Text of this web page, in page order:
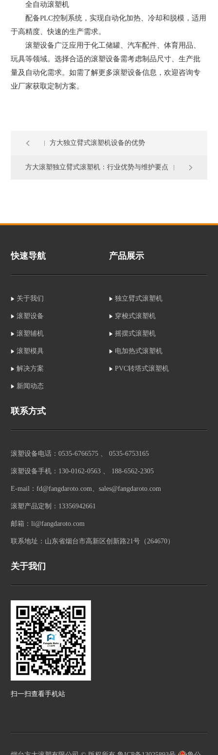
全自动滚塑机
配备PLC控制系统，实现自动化加热、冷却和脱模，适用
于高精度、快速的生产需求。
滚塑设备广泛应用于化工储罐、汽车配件、体育用品、
玩具等领域。选择合适的滚塑设备需考虑制品尺寸、生产批
量及自动化需求。如需了解更多滚塑设备信息，欢迎咨询专
业厂家获取定制方案。
方大独立臂式滚塑机设备的优势
方大滚塑独立臂式滚塑机：行业优势与维护要点
快速导航
关于我们
滚塑设备
滚塑辅机
滚塑模具
解决方案
新闻动态
产品展示
独立臂式滚塑机
穿梭式滚塑机
摇摆式滚塑机
电加热式滚塑机
PVC转塔式滚塑机
联系方式
滚塑设备电话：0535-6766575 、 0535-6753165
滚塑设备手机：130-0162-0563 、 188-6562-2305
E-mail：fd@fangdaroto.com、sales@fangdaroto.com
滚塑产品定制：13356942661
邮箱：li@fangdaroto.com
联系地址：山东省烟台市高新区创新路21号（264670）
关于我们
扫一扫查看手机站